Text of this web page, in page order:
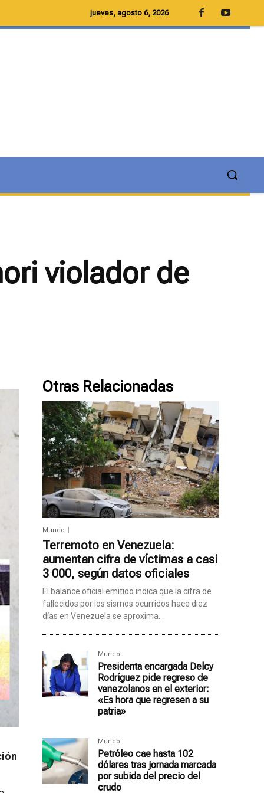
jueves, agosto 6, 2026
violador de
Otras Relacionadas
Mundo
Terremoto en Venezuela:
aumentan cifra de víctimas a casi
3 000, según datos oficiales
El balance oficial emitido indica que la cifra de
fallecidos por los sismos ocurridos hace diez
días en Venezuela se aproxima...
Mundo
Presidenta encargada Delcy
Rodríguez pide regreso de
venezolanos en el exterior:
«Es hora que regresen a su
patria»
Mundo
Petróleo cae hasta 102
dólares tras jornada marcada
por subida del precio del
crudo